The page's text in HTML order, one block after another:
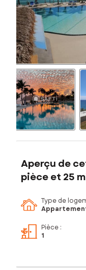
Aperçu de
pièce et 25
Type de
Pièce :
1